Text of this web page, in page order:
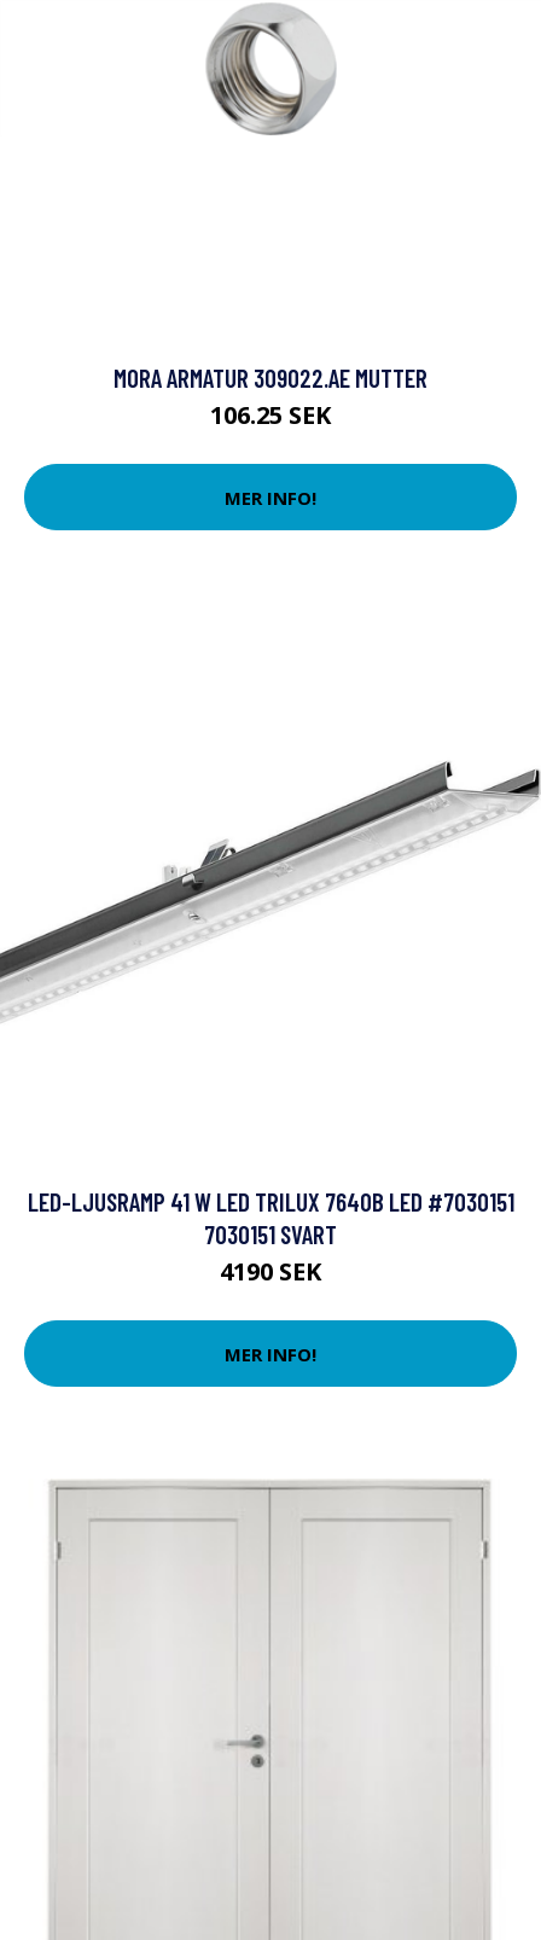
MORA ARMATUR 309022.AE MUTTER
106.25 SEK
MER INFO!
LED-LJUSRAMP 41 W LED TRILUX 7640B LED #7030151
7030151 SVART
4190 SEK
MER INFO!